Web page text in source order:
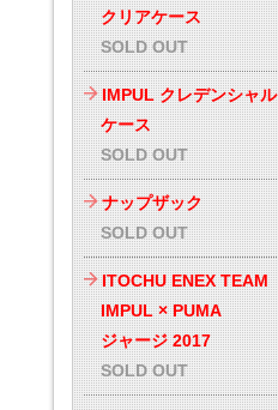
クリアケース
SOLD OUT
IMPUL クレデンシャル
ケース
SOLD OUT
ナップザック
SOLD OUT
ITOCHU ENEX TEAM
IMPUL × PUMA
ジャージ 2017
SOLD OUT